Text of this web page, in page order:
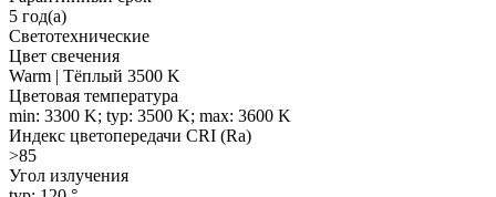
5 год(а)
Светотехнические
Цвет свечения
Warm | Тёплый 3500 K
Цветовая температура
min: 3300 K; typ: 3500 K; max: 3600 K
Индекс цветопередачи CRI (Ra)
>85
Угол излучения